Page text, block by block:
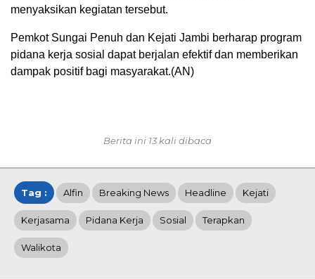
menyaksikan kegiatan tersebut.
Pemkot Sungai Penuh dan Kejati Jambi berharap program
pidana kerja sosial dapat berjalan efektif dan memberikan
dampak positif bagi masyarakat.(AN)
Berita ini 13 kali dibaca
Tag : Alfin Breaking News Headline Kejati
Kerjasama Pidana Kerja Sosial Terapkan
Walikota